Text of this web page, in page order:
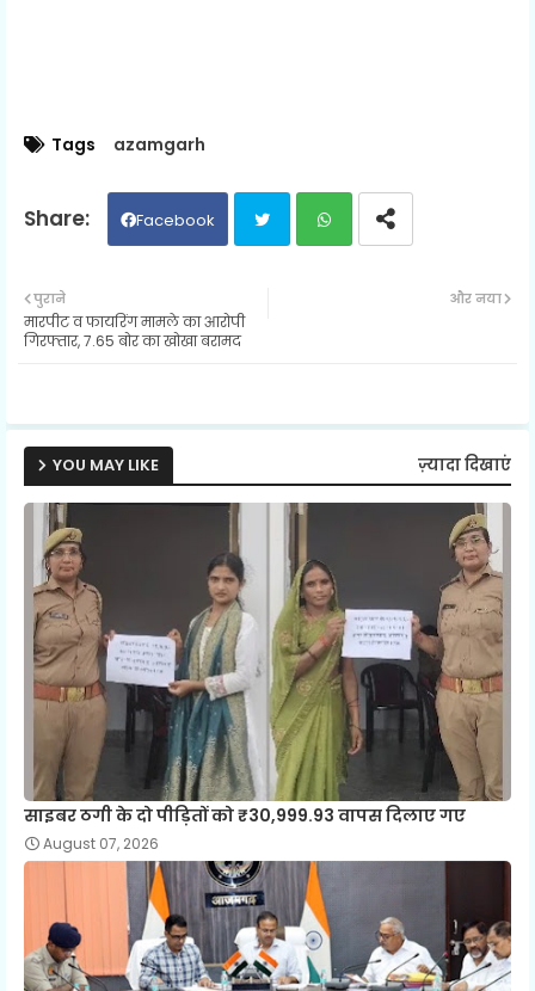
Tags azamgarh
Facebook
p
और नया
पुराने
मारपीट व फायरिंग मामले का आरोपी
गिरफ्तार, 7.65 बोर का खोखा बरामद
YOU MAY LIKE ज़्यादा दिखाएं
साइबर ठगी के दो पीड़ितों को ₹30,999.93 वापस दिलाए गए
August 07, 2026